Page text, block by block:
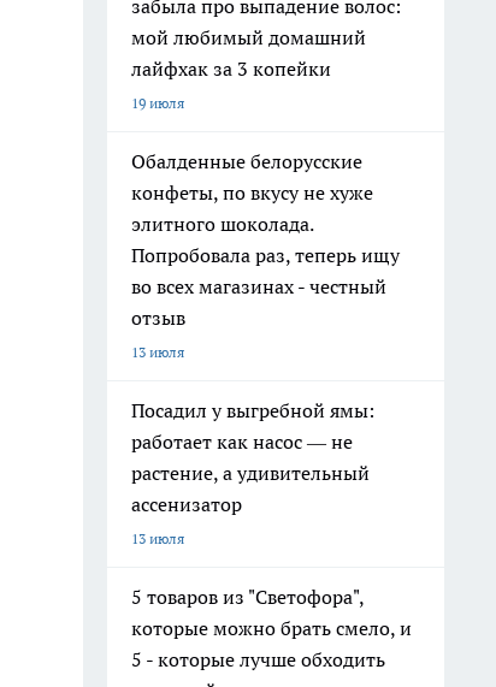
забыла про выпадение волос:
мой любимый домашний
лайфхак за 3 копейки
19 июля
Обалденные белорусские
конфеты, по вкусу не хуже
элитного шоколада.
Попробовала раз, теперь ищу
во всех магазинах - честный
отзыв
13 июля
Посадил у выгребной ямы:
работает как насос — не
растение, а удивительный
ассенизатор
13 июля
5 товаров из "Светофора",
которые можно брать смело, и
5 - которые лучше обходить